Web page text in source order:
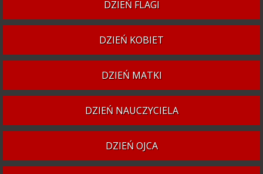
DZIEŃ FLAGI
DZIEŃ KOBIET
DZIEŃ MATKI
DZIEŃ NAUCZYCIELA
DZIEŃ OJCA